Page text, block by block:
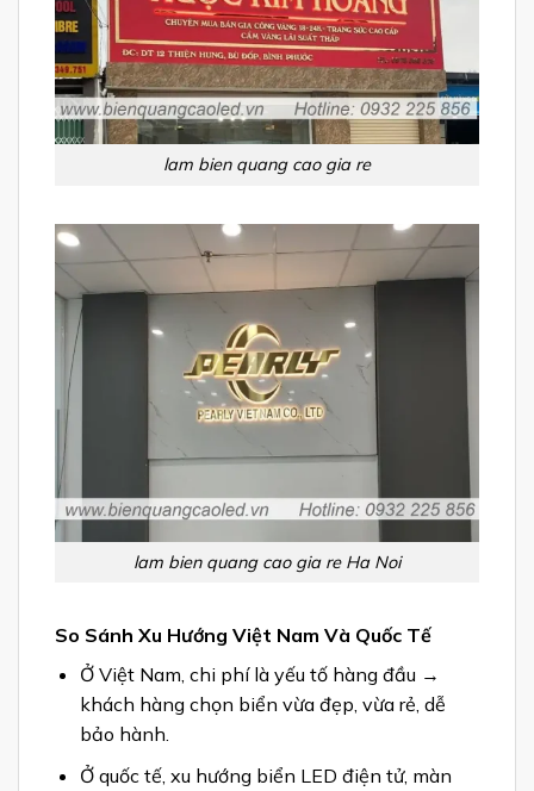
lam bien quang cao gia re
lam bien quang cao gia re Ha Noi
So Sánh Xu Hướng Việt Nam Và Quốc Tế
Ở Việt Nam, chi phí là yếu tố hàng đầu →
khách hàng chọn biển vừa đẹp, vừa rẻ, dễ
bảo hành.
Ở quốc tế, xu hướng biển LED điện tử, màn